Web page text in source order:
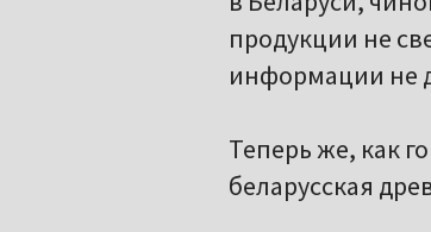
продукции не
информации не
Теперь же, как
беларусская